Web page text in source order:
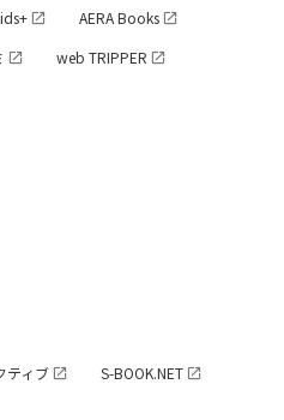
AERA Books
web TRIPPER
ティブ S-BOOK.NET